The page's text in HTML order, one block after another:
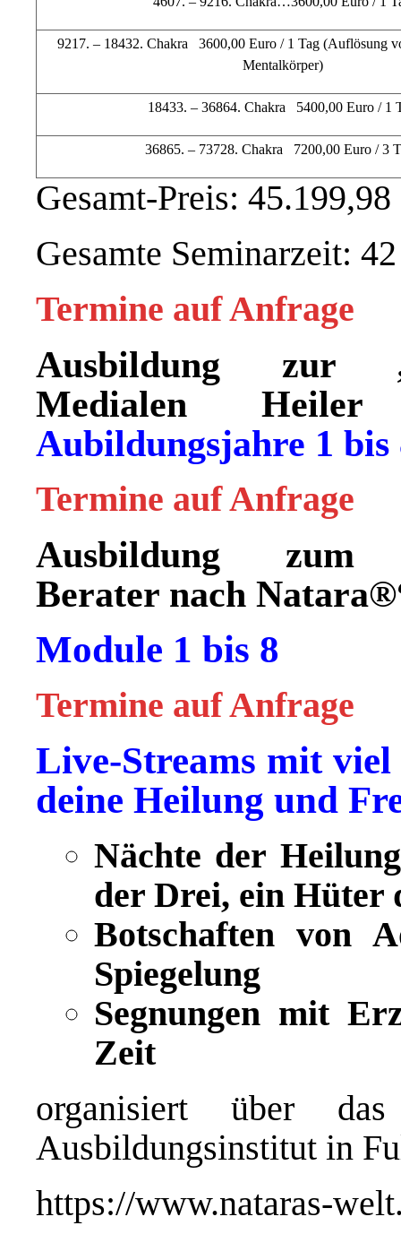
9217. – 18432. Chakra 3600,00 Euro / 1 Tag (Auflösung
Mentalkörper)
18433. – 36864. Chakra 5400,00 Euro / 1
36865. – 73728. Chakra 7200,00 Euro / 3
Gesamt-Preis:
Gesamte Seminarzeit:
Termine auf Anfrage
Ausbildung zur
Medialen
Aubildungsjahre 1 bis
Termine auf Anfrage
Ausbildung zum
Berater nach
Module 1 bis 8
Termine auf Anfrage
Live-Streams mit
deine Heilung und
Nächte der
der Drei, ein Hüter
Botschaften von
Spiegelung
Segnungen mit
Zeit
organisiert über
Ausbildungsinstitut in
https://www.nataras-